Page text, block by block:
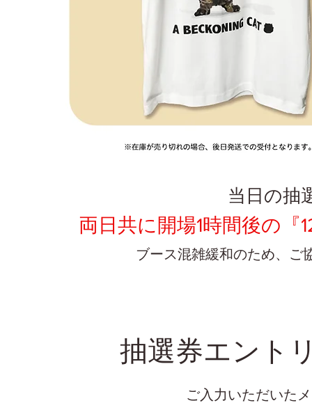
両日共に開場1時間後の『
ブース混雑緩和のため、ご
当日の抽
抽選券エント
ご入力いただいた